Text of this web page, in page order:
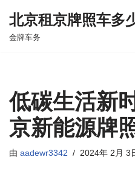
跳
北京租京牌照车多
金牌车务
低碳生活新
京新能源牌
由 aadewr3342 2024年 2月 3